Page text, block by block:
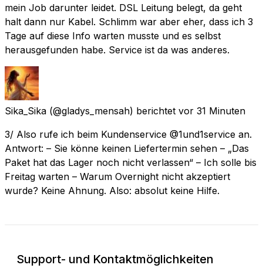
mein Job darunter leidet. DSL Leitung belegt, da geht
halt dann nur Kabel. Schlimm war aber eher, dass ich 3
Tage auf diese Info warten musste und es selbst
herausgefunden habe. Service ist da was anderes.
Sika_Sika (@gladys_mensah) berichtet vor 31 Minuten
3/ Also rufe ich beim Kundenservice @1und1service an.
Antwort: – Sie könne keinen Liefertermin sehen – „Das
Paket hat das Lager noch nicht verlassen“ – Ich solle bis
Freitag warten – Warum Overnight nicht akzeptiert
wurde? Keine Ahnung. Also: absolut keine Hilfe.
Support- und Kontaktmöglichkeiten